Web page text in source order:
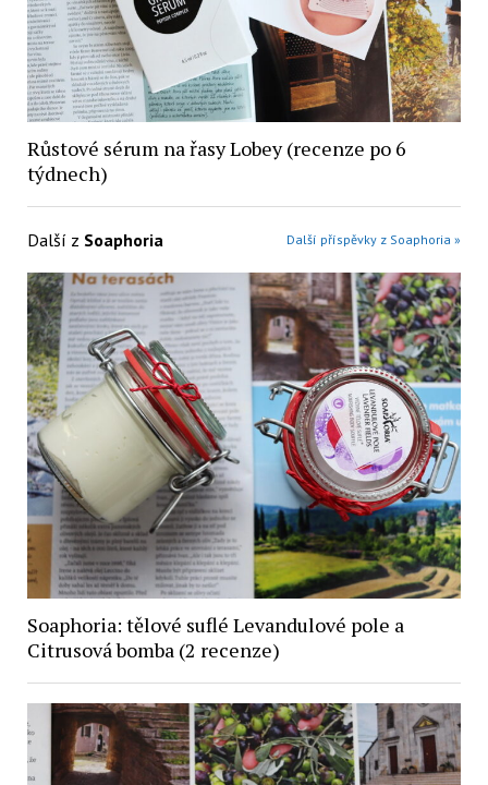
Růstové sérum na řasy Lobey (recenze po 6
týdnech)
Další z Soaphoria Další příspěvky z Soaphoria »
Soaphoria: tělové suflé Levandulové pole a
Citrusová bomba (2 recenze)